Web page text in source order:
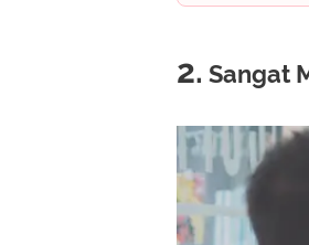
2. Sangat